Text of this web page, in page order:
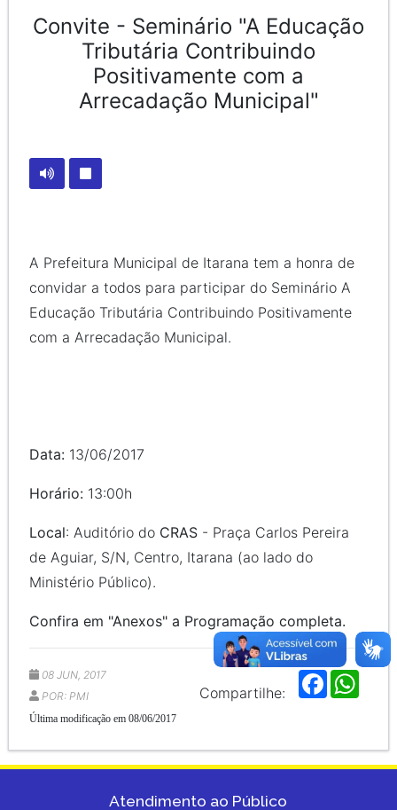
Convite - Seminário "A Educação
Tributária Contribuindo
Positivamente com a
Arrecadação Municipal"
A Prefeitura Municipal de Itarana tem a honra de
convidar a todos para participar do Seminário A
Educação Tributária Contribuindo Positivamente
com a Arrecadação Municipal.
Data: 13/06/2017
Horário: 13:00h
Local: Auditório do CRAS - Praça Carlos Pereira
de Aguiar, S/N, Centro, Itarana (ao lado do
Ministério Público).
Confira em "Anexos" a Programação completa.
Compartilhe:
F
a
o
o
A
p
08 JUN, 2017
POR: PMI
Última modificação em 08/06/2017
Atendimento ao Público